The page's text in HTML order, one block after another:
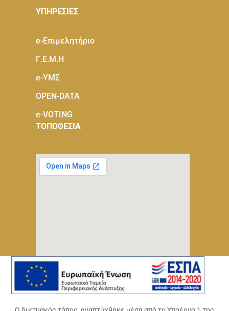
ΥΠΗΡΕΣΙΕΣ
e-Eπιμελητήριο
Γ.Ε.Μ.Η
e-ΥΜΣ
OPEN-DATA
e-VOTING
ΤΟΠΟΘΕΣΙΑ